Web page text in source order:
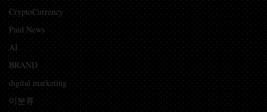
CryptoCurrency
Paid News
AI
BRAND
digital marketing
미분류